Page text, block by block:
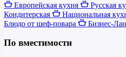
Европейская кухня Русская
Кондитерская
Национальная
Блюдо от шеф-повара
Бизнес-
По вместимости